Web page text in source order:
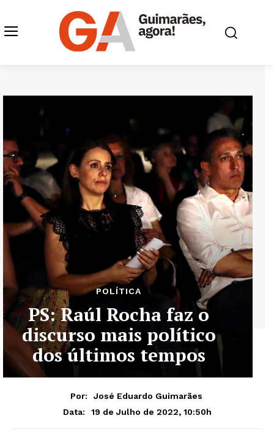
POLÍTICA
PS: Raúl Rocha faz o
discurso mais político
dos últimos tempos
Por:
José Eduardo Guimarães
Data:
19 de Julho de 2022, 10:50h